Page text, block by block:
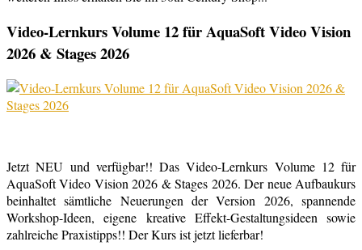
Video-Lernkurs Volume 12 für AquaSoft Video Vision
2026 & Stages 2026
Jetzt NEU und verfügbar!! Das Video-Lernkurs Volume 12 für
AquaSoft Video Vision 2026 & Stages 2026. Der neue Aufbaukurs
beinhaltet sämtliche Neuerungen der Version 2026, spannende
Workshop-Ideen, eigene kreative Effekt-Gestaltungsideen sowie
zahlreiche Praxistipps!! Der Kurs ist jetzt lieferbar!